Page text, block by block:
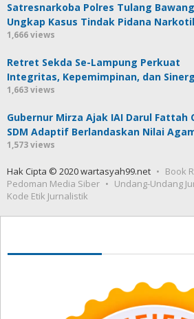
Satresnarkoba Polres Tulang
Ungkap Kasus Tindak Pidana
1,666 views
Retret Sekda Se-Lampung Perkuat
Integritas, Kepemimpinan, dan
1,663 views
Gubernur Mirza Ajak IAI Darul Fattah
SDM Adaptif Berlandaskan Nilai
1,573 views
Hak Cipta © 2020 wartasyah99.net
Book
Pedoman Media Siber
Undang-Undang
Kode Etik Jurnalistik